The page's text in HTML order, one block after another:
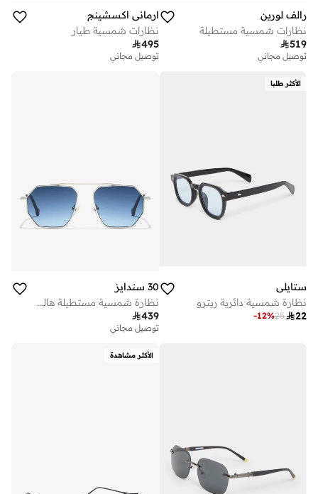
رالف لورين
نظارات شمسية مستطيلة
519
توصيل مجاني
ارماني اكسشينج
نظارات شمسية طيار
495
توصيل مجاني
الأكثر طلبا
ستايلي
نظارة شمسية دائرية ريترو
22
25
-12%
30 سندايز
نظارة شمسية مستطيلة هالسون
439
توصيل مجاني
الأكثر مشاهدة